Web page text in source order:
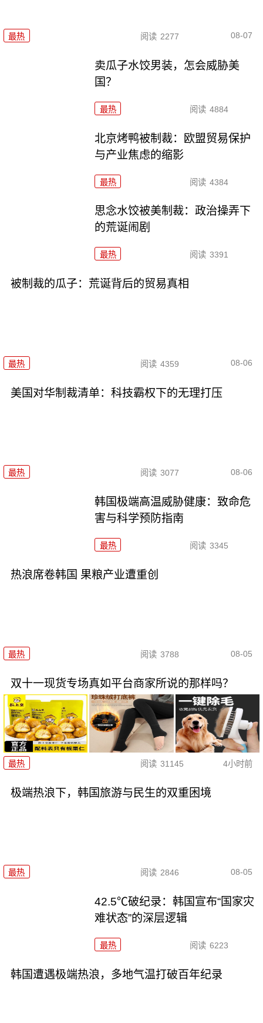
最热 阅读 2277 08-07
卖瓜子水饺男装，怎会威胁美
国？
最热 阅读 4884
北京烤鸭被制裁：欧盟贸易保护
与产业焦虑的缩影
最热 阅读 4384
思念水饺被美制裁：政治操弄下
的荒诞闹剧
最热 阅读 3391
被制裁的瓜子：荒诞背后的贸易真相
最热 阅读 4359 08-06
美国对华制裁清单：科技霸权下的无理打压
最热 阅读 3077 08-06
韩国极端高温威胁健康：致命危
害与科学预防指南
最热 阅读 3345
热浪席卷韩国 果粮产业遭重创
最热 阅读 3788 08-05
双十一现货专场真如平台商家所说的那样吗？
最热 阅读 31145 4小时前
极端热浪下，韩国旅游与民生的双重困境
最热 阅读 2846 08-05
42.5℃破纪录：韩国宣布“国家灾
难状态”的深层逻辑
最热 阅读 6223
韩国遭遇极端热浪，多地气温打破百年纪录